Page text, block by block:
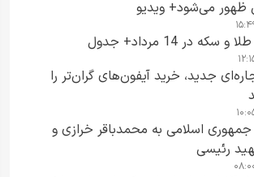
ظهور می‌شود+ ویدیو
در 14 مرداد+ جدول
جدید، خرید آیفون‌های گران‌تر را
جمهوری اسلامی به محمدباقر خرازی و
رئیسی